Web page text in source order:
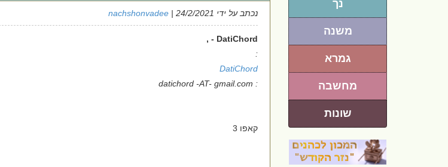
נך
משנה
גמרא
מחשבה
שונות
נכתב על ידי nachshonvadee | 24/2/2021
DatiChord - ,
:
DatiChord
: datichord -AT- gmail.com
קאפו 3